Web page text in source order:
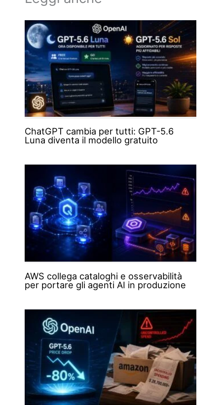
ChatGPT cambia per tutti: GPT-5.6
Luna diventa il modello gratuito
AWS collega cataloghi e osservabilità
per portare gli agenti AI in produzione